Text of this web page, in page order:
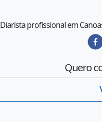
Diarista profissional em
Quero